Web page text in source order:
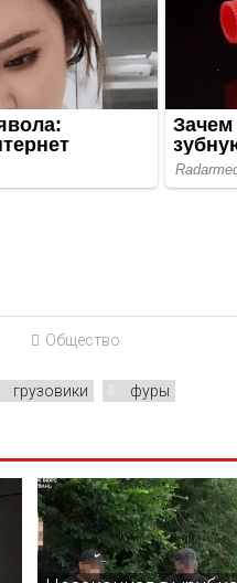
Общество
грузовики фуры